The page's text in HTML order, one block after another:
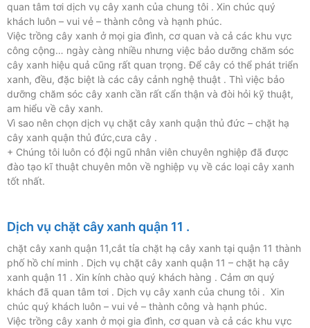
quan tâm tơi dịch vụ cây xanh của chung tôi . Xin chúc quý
khách luôn – vui vẻ – thành công và hạnh phúc.
Việc trồng cây xanh ở mọi gia đình, cơ quan và cả các khu vực
công cộng… ngày càng nhiều nhưng việc bảo dưỡng chăm sóc
cây xanh hiệu quả cũng rất quan trọng. Để cây có thể phát triển
xanh, đều, đặc biệt là các cây cảnh nghệ thuật . Thì việc bảo
dưỡng chăm sóc cây xanh cần rất cẩn thận và đòi hỏi kỹ thuật,
am hiểu về cây xanh.
Vì sao nên chọn dịch vụ chặt cây xanh quận thủ đức – chặt hạ
cây xanh quận thủ đức,cưa cây .
+ Chúng tôi luôn có đội ngũ nhân viên chuyên nghiệp đã được
đào tạo kĩ thuật chuyên môn về nghiệp vụ về các loại cây xanh
tốt nhất.
Dịch vụ chặt cây xanh quận 11 .
chặt cây xanh quận 11,cắt tỉa chặt hạ cây xanh tại quận 11 thành
phố hồ chí minh . Dịch vụ chặt cây xanh quận 11 – chặt hạ cây
xanh quận 11 . Xin kính chào quý khách hàng . Cảm ơn quý
khách đã quan tâm tơi . Dịch vụ cây xanh của chung tôi . Xin
chúc quý khách luôn – vui vẻ – thành công và hạnh phúc.
Việc trồng cây xanh ở mọi gia đình, cơ quan và cả các khu vực